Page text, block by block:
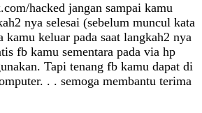
hacked jangan sampai kamu
nya selesai (sebelum muncul kata
keluar pada saat langkah2 nya
fb kamu sementara pada via hp
Tapi tenang fb kamu dapat di
. . semoga membantu terima